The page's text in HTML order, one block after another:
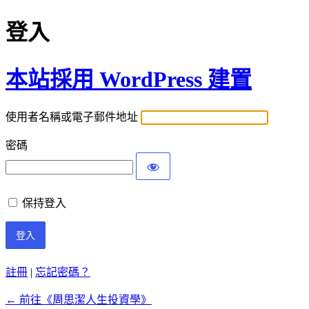
登入
本站採用 WordPress 建置
使用者名稱或電子郵件地址
密碼
保持登入
註冊 | 忘記密碼？
← 前往《周思潔人生投資學》